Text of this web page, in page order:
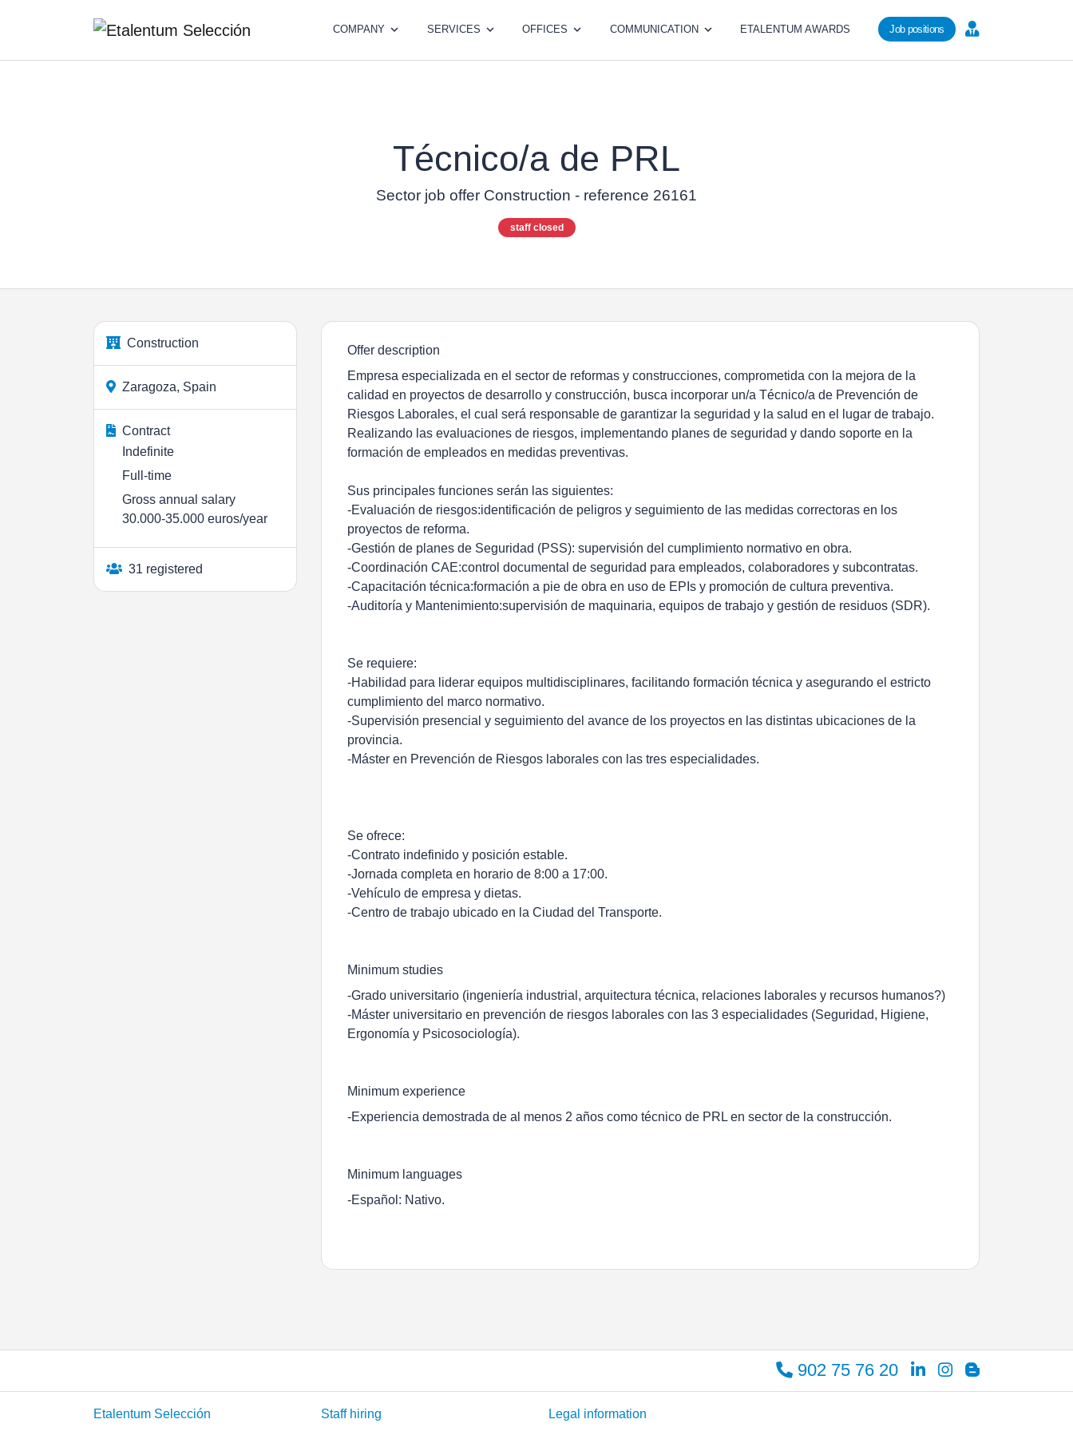
COMPANY SERVICES OFFICES COMMUNICATION ETALENTUM AWARDS Job positions
Técnico/a de PRL
Sector job offer Construction - reference 26161
staff closed
Construction
Zaragoza, Spain
Contract
Indefinite
Full-time
Gross annual salary
30.000-35.000 euros/year
31 registered
Offer description
Empresa especializada en el sector de reformas y construcciones, comprometida con la mejora de la
calidad en proyectos de desarrollo y construcción, busca incorporar un/a Técnico/a de Prevención de
Riesgos Laborales, el cual será responsable de garantizar la seguridad y la salud en el lugar de trabajo.
Realizando las evaluaciones de riesgos, implementando planes de seguridad y dando soporte en la
formación de empleados en medidas preventivas.
Sus principales funciones serán las siguientes:
-Evaluación de riesgos:identificación de peligros y seguimiento de las medidas correctoras en los
proyectos de reforma.
-Gestión de planes de Seguridad (PSS): supervisión del cumplimiento normativo en obra.
-Coordinación CAE:control documental de seguridad para empleados, colaboradores y subcontratas.
-Capacitación técnica:formación a pie de obra en uso de EPIs y promoción de cultura preventiva.
-Auditoría y Mantenimiento:supervisión de maquinaria, equipos de trabajo y gestión de residuos (SDR).
Se requiere:
-Habilidad para liderar equipos multidisciplinares, facilitando formación técnica y asegurando el estricto
cumplimiento del marco normativo.
-Supervisión presencial y seguimiento del avance de los proyectos en las distintas ubicaciones de la
provincia.
-Máster en Prevención de Riesgos laborales con las tres especialidades.
Se ofrece:
-Contrato indefinido y posición estable.
-Jornada completa en horario de 8:00 a 17:00.
-Vehículo de empresa y dietas.
-Centro de trabajo ubicado en la Ciudad del Transporte.
Minimum studies
-Grado universitario (ingeniería industrial, arquitectura técnica, relaciones laborales y recursos humanos?)
-Máster universitario en prevención de riesgos laborales con las 3 especialidades (Seguridad, Higiene,
Ergonomía y Psicosociología).
Minimum experience
-Experiencia demostrada de al menos 2 años como técnico de PRL en sector de la construcción.
Minimum languages
-Español: Nativo.
902 75 76 20
Etalentum Selección Staff hiring Legal information